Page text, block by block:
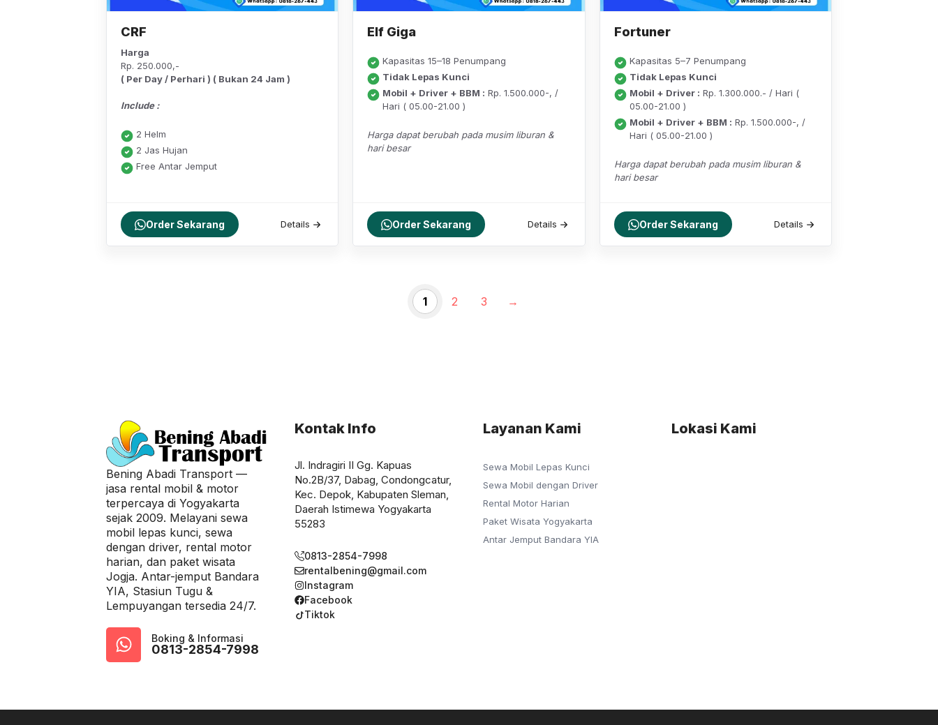
CRF
Harga
Rp. 250.000,-
( Per Day / Perhari ) ( Bukan 24 Jam )
Include :
2 Helm
2 Jas Hujan
Free Antar Jemput
Order Sekarang Details
Elf Giga
Kapasitas 15–18 Penumpang
Tidak Lepas Kunci
Mobil + Driver + BBM : Rp. 1.500.000-, /
Hari ( 05.00-21.00 )
Harga dapat berubah pada musim liburan &
hari besar
Order Sekarang Details
Fortuner
Kapasitas 5–7 Penumpang
Tidak Lepas Kunci
Mobil + Driver : Rp. 1.300.000.- / Hari (
05.00-21.00 )
Mobil + Driver + BBM : Rp. 1.500.000-, /
Hari ( 05.00-21.00 )
Harga dapat berubah pada musim liburan &
hari besar
Order Sekarang Details
1 2 3 →
Bening Abadi Transport —
jasa rental mobil & motor
terpercaya di Yogyakarta
sejak 2009. Melayani sewa
mobil lepas kunci, sewa
dengan driver, rental motor
harian, dan paket wisata
Jogja. Antar-jemput Bandara
YIA, Stasiun Tugu &
Lempuyangan tersedia 24/7.
Boking & Informasi
0813-2854-7998
Kontak Info
Jl. Indragiri II Gg. Kapuas
No.2B/37, Dabag, Condongcatur,
Kec. Depok, Kabupaten Sleman,
Daerah Istimewa Yogyakarta
55283
0813-2854-7998
rentalbening@gmail.com
Instagram
Facebook
Tiktok
Layanan Kami
Sewa Mobil Lepas Kunci
Sewa Mobil dengan Driver
Rental Motor Harian
Paket Wisata Yogyakarta
Antar Jemput Bandara YIA
Lokasi Kami